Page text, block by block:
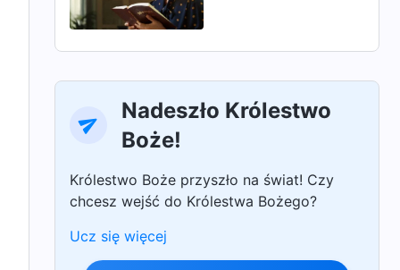
Nadeszło Królestwo
Boże!
Królestwo Boże przyszło na świat! Czy
chcesz wejść do Królestwa Bożego?
Ucz się więcej